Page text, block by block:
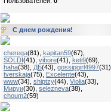
С днем рождения!
cherega(81) kapitan59(67)
SOLDI(41) vibore(41) keti9(69)
haha(38) ДБ(43) gossipgirl4997(31)
tverskaja(75) Excelente(43)
www(34) shiptzy(44) Violia(33)
Мируи(30) selezneva(38)
choum2(59)